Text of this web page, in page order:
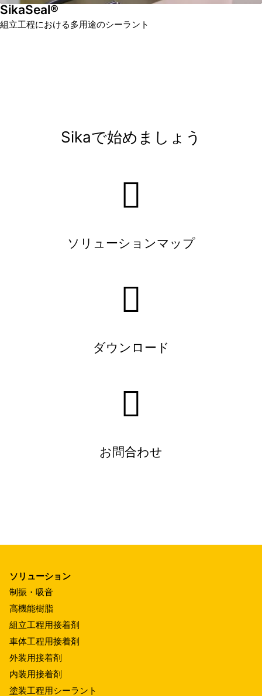
SikaSeal®
組立工程における多用途のシーラント
Sikaで始めましょう
ソリューションマップ
ダウンロード
お問合わせ
ソリューション
制振・吸音
高機能樹脂
組立工程用接着剤
車体工程用接着剤
外装用接着剤
内装用接着剤
塗装工程用シーラント